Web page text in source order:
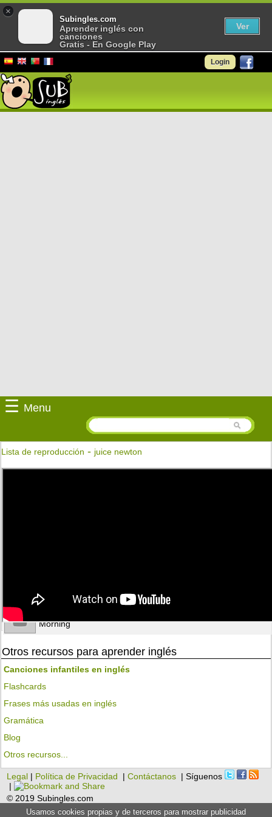
Login
☰ Menu
Lista de reproducción - juice newton
Morning
Otros recursos para aprender inglés
Canciones infantiles en inglés
Flashcards
Frases más usadas en inglés
Gramática
Blog
Otros recursos...
Legal | Política de Privacidad |Contáctanos | Síguenos
|
© 2019 Subingles.com
Usamos cookies propias y de terceros para mostrar publicidad
×
Subingles.com
Aprender inglés con
canciones
Gratis - En Google Play
Ver